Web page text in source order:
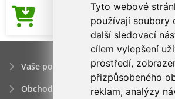
Tyto webové
používají soubory
další sledovací
cílem vylepšení
prostředí,
přizpůsobeného
reklam, analýzy
Vaše poptávka
Obchodní podmínky